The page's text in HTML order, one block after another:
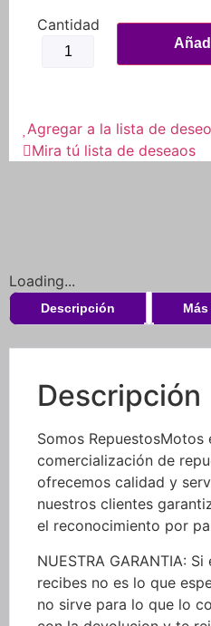
Kit
Empaques
Pulsar
cantidad
Agregar a la lista de
Mira tú lista de deseaos
Loading...
Descripción
Descripción
Somos RepuestosMotos
comercialización de
ofrecemos calidad y
nuestros clientes
el reconocimiento por
NUESTRA GARANTIA:
recibes no es lo que
no sirve para lo que lo